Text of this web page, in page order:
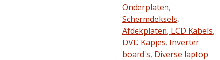
Onderplaten,
Schermdeksels,
Afdekplaten, LCD Kabels,
DVD Kapjes, Inverter
board's, Diverse laptop